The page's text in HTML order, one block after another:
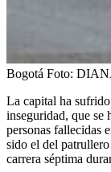
Bogotá Foto:
La capital ha
inseguridad, que se
personas fallecidas
sido el del
carrera séptima